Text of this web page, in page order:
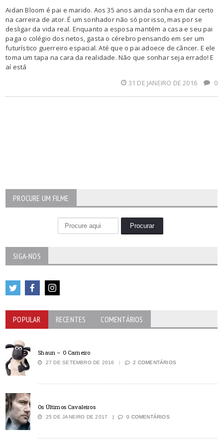
Aidan Bloom é pai e marido. Aos 35 anos ainda sonha em dar certo
na carreira de ator. É um sonhador não só por isso, mas por se
desligar da vida real. Enquanto a esposa mantém a casa e seu pai
paga o colégio dos netos, gasta o cérebro pensando em ser um
futurístico guerreiro espacial. Até que o pai adoece de câncer. E ele
toma um tapa na cara da realidade. Não que sonhar seja errado! E
aí está
31 DE JANEIRO DE 2016
0
PROCURE UM FILME
SIGA-NOS
POPULAR RECENTES COMENTÁRIOS
Shaun – O Carneiro
27 DE SETEMBRO DE 2016 2 COMENTÁRIOS
Os Últimos Cavaleiros
25 DE JANEIRO DE 2017 0 COMENTÁRIOS